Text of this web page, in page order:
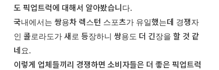
도 픽업트럭에 대해서 알아봤습니다.
국내에서는 쌍용차 렉스턴 스포츠가 유일했는데 경쟁자
인 콜로라도가 새로 등장하니 쌍용도 더 긴장을 할 것 같
네요.
이렇게 업체들끼리 경쟁하면 소비자들은 더 좋은 픽업트럭